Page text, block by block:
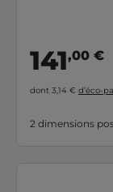
141,00 €
dont 3,14 € d’éco-
2 dimensions